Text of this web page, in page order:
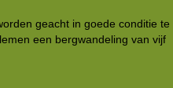
geacht in goede conditie te
een bergwandeling van vijf